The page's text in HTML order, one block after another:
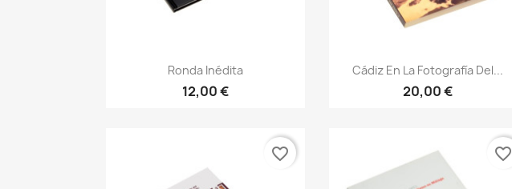
Vista rápida
Ronda Inédita
12,00 €
 Vista rápida
Cádiz En La Fotografía Del...
20,00 €
favorite_border favorite_border